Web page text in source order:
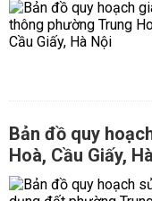
Bản đồ quy
Hoà, Cầu Giấy,